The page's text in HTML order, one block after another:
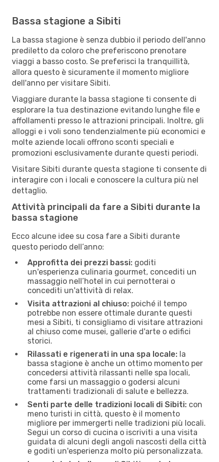
Bassa stagione a Sibiti
La bassa stagione è senza dubbio il periodo dell'anno
prediletto da coloro che preferiscono prenotare
viaggi a basso costo. Se preferisci la tranquillità,
allora questo è sicuramente il momento migliore
dell'anno per visitare Sibiti.
Viaggiare durante la bassa stagione ti consente di
esplorare la tua destinazione evitando lunghe file e
affollamenti presso le attrazioni principali. Inoltre, gli
alloggi e i voli sono tendenzialmente più economici e
molte aziende locali offrono sconti speciali e
promozioni esclusivamente durante questi periodi.
Visitare Sibiti durante questa stagione ti consente di
interagire con i locali e conoscere la cultura più nel
dettaglio.
Attività principali da fare a Sibiti durante la
bassa stagione
Ecco alcune idee su cosa fare a Sibiti durante
questo periodo dell’anno:
Approfitta dei prezzi bassi: goditi
un'esperienza culinaria gourmet, concediti un
massaggio nell’hotel in cui pernotterai o
concediti un'attività di relax.
Visita attrazioni al chiuso: poiché il tempo
potrebbe non essere ottimale durante questi
mesi a Sibiti, ti consigliamo di visitare attrazioni
al chiuso come musei, gallerie d'arte o edifici
storici.
Rilassati e rigenerati in una spa locale: la
bassa stagione è anche un ottimo momento per
concedersi attività rilassanti nelle spa locali,
come farsi un massaggio o godersi alcuni
trattamenti tradizionali di salute e bellezza.
Senti parte delle tradizioni locali di Sibiti: con
meno turisti in città, questo è il momento
migliore per immergerti nelle tradizioni più locali.
Segui un corso di cucina o iscriviti a una visita
guidata di alcuni degli angoli nascosti della città
e goditi un'esperienza molto più personalizzata.